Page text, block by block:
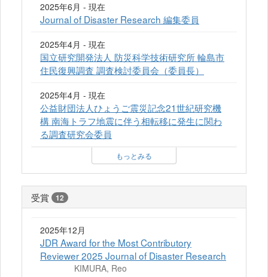
2025年6月 - 現在
Journal of Disaster Research 編集委員
2025年4月 - 現在
国立研究開発法人 防災科学技術研究所 輪島市
住民復興調査 調査検討委員会（委員長）
2025年4月 - 現在
公益財団法人ひょうご震災記念21世紀研究機
構 南海トラフ地震に伴う相転移に発生に関わ
る調査研究会委員
もっとみる
受賞 12
2025年12月
JDR Award for the Most Contributory
Reviewer 2025 Journal of Disaster Research
KIMURA, Reo